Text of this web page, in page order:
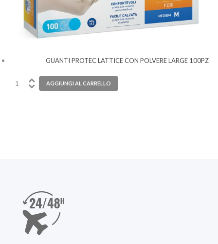
GUANTI PROTEC LATTICE CON POLVERE LARGE 100PZ